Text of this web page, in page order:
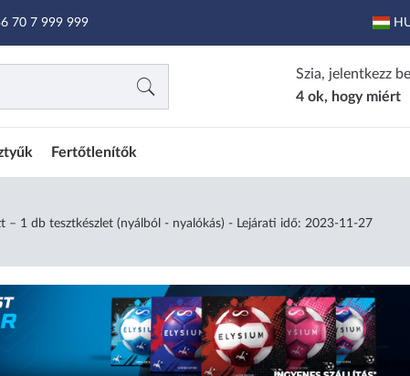
70 7 999 999
Szia, jelentkezz be
4 ok, hogy miért
Fertőtlenítők
– 1 db tesztkészlet (nyálból - nyalókás) - Lejárati idő: 2023-11-27